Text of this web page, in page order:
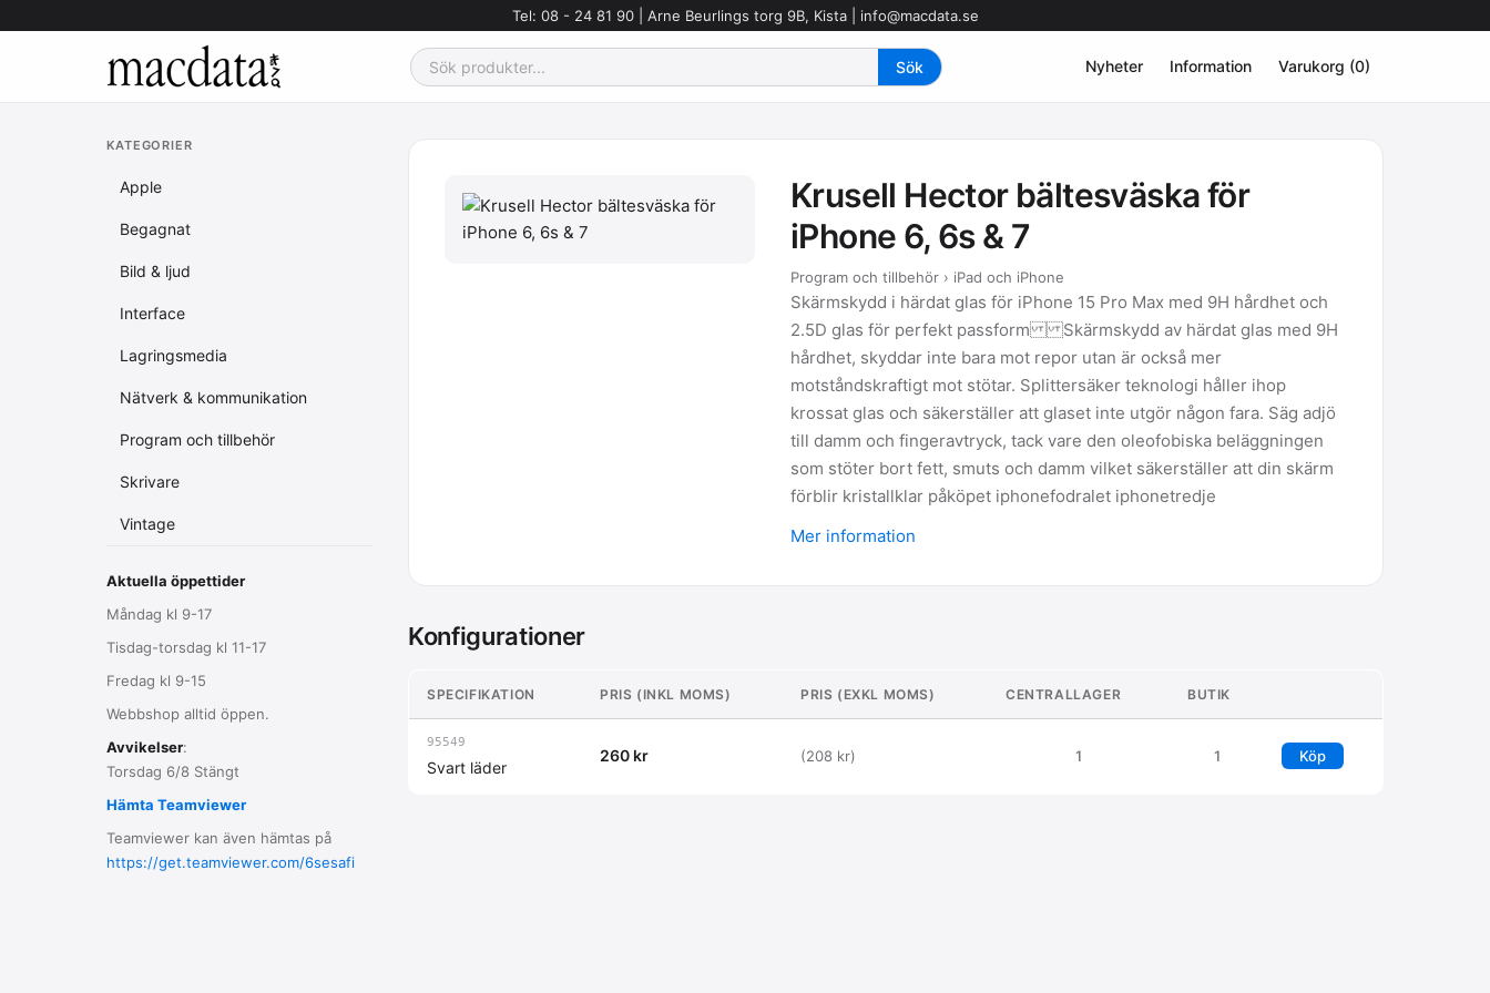
Tel: 08 - 24 81 90 | Arne Beurlings torg 9B, Kista | info@macdata.se
Nyheter Information Varukorg (0)
KATEGORIER
Apple
Begagnat
Bild & ljud
Interface
Lagringsmedia
Nätverk & kommunikation
Program och tillbehör
Skrivare
Vintage
Aktuella öppettider
Måndag kl 9-17
Tisdag-torsdag kl 11-17
Fredag kl 9-15
Webbshop alltid öppen.
Avvikelser:
Torsdag 6/8 Stängt
Hämta Teamviewer
Teamviewer kan även hämtas på
https://get.teamviewer.com/6sesafi
Krusell Hector bältesväska för
iPhone 6, 6s & 7
Program och tillbehör › iPad och iPhone
Skärmskydd i härdat glas för iPhone 15 Pro Max med 9H hårdhet och
2.5D glas för perfekt passform Skärmskydd av härdat glas med 9H
hårdhet, skyddar inte bara mot repor utan är också mer
motståndskraftigt mot stötar. Splittersäker teknologi håller ihop
krossat glas och säkerställer att glaset inte utgör någon fara. Säg adjö
till damm och fingeravtryck, tack vare den oleofobiska beläggningen
som stöter bort fett, smuts och damm vilket säkerställer att din skärm
förblir kristallklar påköpet iphonefodralet iphonetredje
Mer information
Konfigurationer
SPECIFIKATION PRIS (INKL MOMS) PRIS (EXKL MOMS) CENTRALLAGER BUTIK
95549
Svart läder
260 kr (208 kr) 1 1 Köp